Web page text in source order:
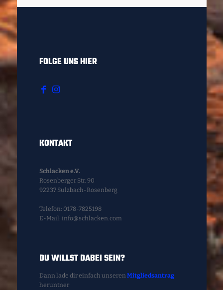
FOLGE UNS HIER
KONTAKT
Schlacken e.V.
Rosenberger Str. 90
92237 Sulzbach-Rosenberg
Telefon: 0178-7825198
E-Mail: info@schlacken.com
DU WILLST DABEI SEIN?
Dann lade dir einfach unserenMitgliedsantrag
heruntner